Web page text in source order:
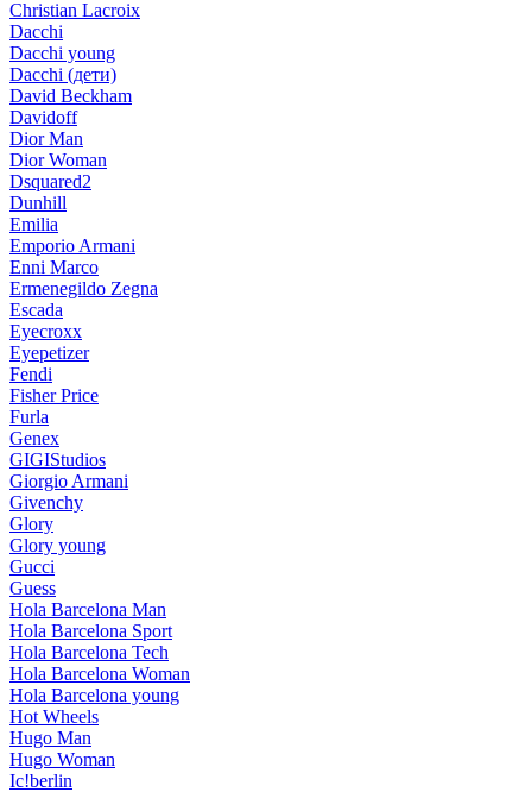
Christian Lacroix
Dacchi
Dacchi young
Dacchi (дети)
David Beckham
Davidoff
Dior Man
Dior Woman
Dsquared2
Dunhill
Emilia
Emporio Armani
Enni Marco
Ermenegildo Zegna
Escada
Eyecroxx
Eyepetizer
Fendi
Fisher Price
Furla
Genex
GIGIStudios
Giorgio Armani
Givenchy
Glory
Glory young
Gucci
Guess
Hola Barcelona Man
Hola Barcelona Sport
Hola Barcelona Tech
Hola Barcelona Woman
Hola Barcelona young
Hot Wheels
Hugo Man
Hugo Woman
Ic!berlin